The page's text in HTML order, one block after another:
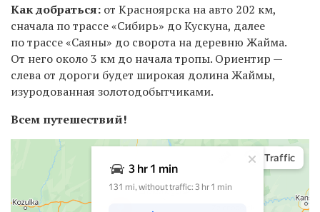
Как добраться: от Красноярска на авто 202 км,
сначала по трассе «Сибирь» до Кускуна, далее
по трассе «Саяны» до сворота на деревню Жайма.
От него около 3 км до начала тропы. Ориентир —
слева от дороги будет широкая долина Жаймы,
изуродованная золотодобытчиками.
Всем путешествий!